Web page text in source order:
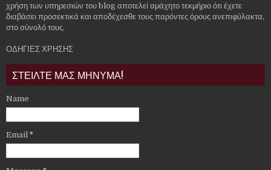
χρήση των υπηρεσιών του blog αποτελεί αμάχητο τεκμήριο ότι έχετε
διαβάσει προσεκτικά και αποδέχεσθε τους παρόντες όρους ανεπιφύλακτα,
στο σύνολό τους.
ΟΔΗΓΙΕΣ ΧΡΗΣΗΣ
ΣΤΕΙΛΤΕ ΜΑΣ ΜΗΝΥΜΑ!
Name
Email *